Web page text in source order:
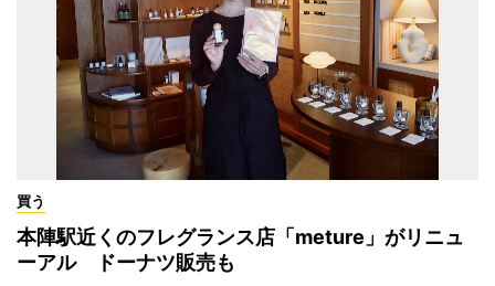
買う
本陣駅近くのフレグランス店「meture」がリニュ
ーアル ドーナツ販売も